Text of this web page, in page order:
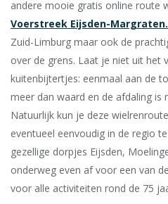
andere mooie gratis online route
Voerstreek Eijsden-Margraten.
Zuid-Limburg maar ook de
over de grens. Laat je niet uit het
kuitenbijtertjes: eenmaal aan de
meer dan waard en de afdaling is
Natuurlijk kun je deze
eventueel eenvoudig in de regio
gezellige dorpjes Eijsden,
onderweg even af voor een van
voor alle activiteiten rond de 75